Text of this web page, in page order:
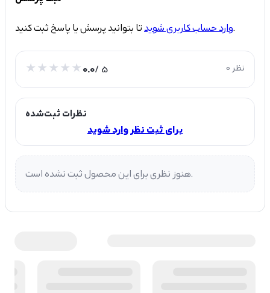
وارد حساب کاربری شویدتا بتوانید پرسش یا پاسخ ثبت کنید.
0.0/ 5 0 نظر
نظرات ثبت‌شده
برای ثبت نظر وارد شوید
هنوز نظری برای این محصول ثبت نشده است.